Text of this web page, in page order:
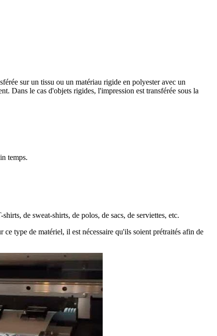
sur un tissu ou un matériau rigide en polyester avec un
Dans le cas d'objets rigides, l'impression est transférée sous la
temps.
de sweat-shirts, de polos, de sacs, de serviettes, etc.
type de matériel, il est nécessaire qu'ils soient prétraités afin de